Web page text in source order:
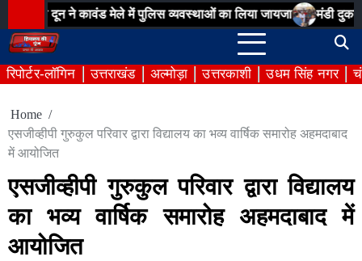
to
content
मेले में पुलिस व्यवस्थाओं का लिया जायजा मंडी दुकानों के आवंटन में
रिपोर्टर-लॉगिन उत्तराखंड अल्मोड़ा उत्तरकाशी उधम सिंह नगर
Home
एसजीव्हीपी गुरुकुल परिवार द्वारा विद्यालय का भव्य वार्षिक समारोह अहमदाबाद
में आयोजित
एसजीव्हीपी गुरुकुल परिवार द्वारा विद्यालय
का भव्य वार्षिक समारोह अहमदाबाद में
आयोजित